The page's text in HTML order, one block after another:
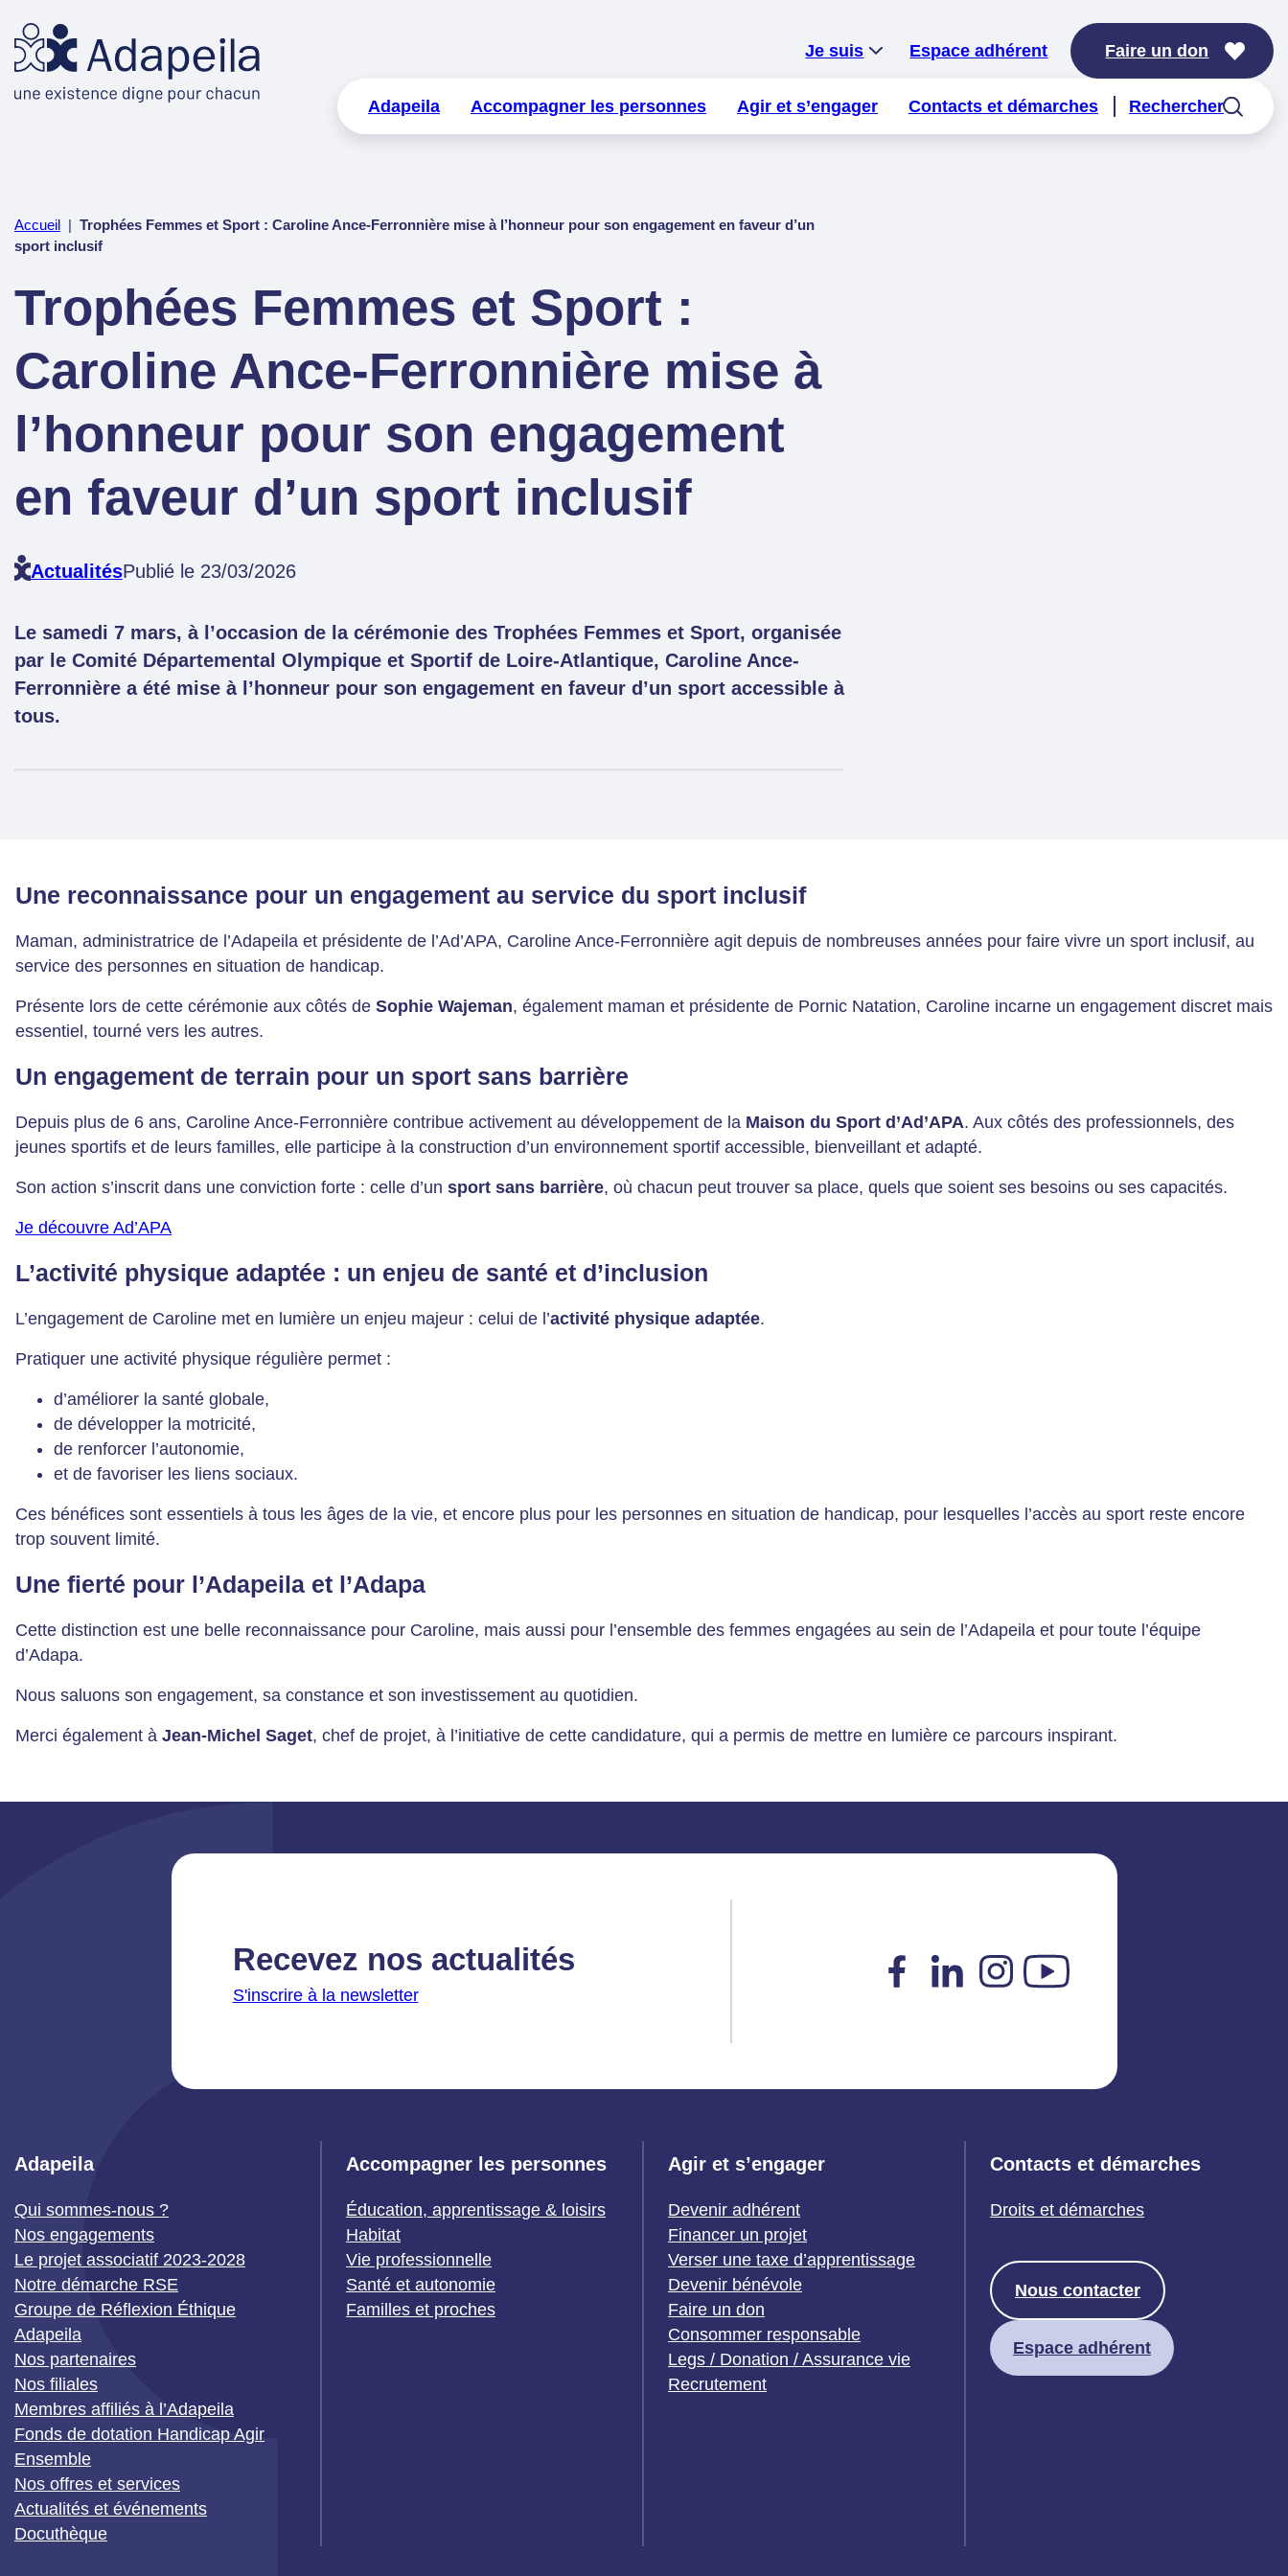
Je suis Espace adhérent Faire un don
Adapeila Accompagner les personnes Agir et s’engager Contacts et démarches Rechercher
Accueil
Trophées Femmes et Sport : Caroline Ance-Ferronnière mise à l’honneur pour son engagement en faveur d’un
sport inclusif
Trophées Femmes et Sport :
Caroline Ance-Ferronnière mise à
l’honneur pour son engagement
en faveur d’un sport inclusif
ActualitésPublié le 23/03/2026
Le samedi 7 mars, à l’occasion de la cérémonie des Trophées Femmes et Sport, organisée
par le Comité Départemental Olympique et Sportif de Loire-Atlantique, Caroline Ance-
Ferronnière a été mise à l’honneur pour son engagement en faveur d’un sport accessible à
tous.
Une reconnaissance pour un engagement au service du sport inclusif
Maman, administratrice de l’Adapeila et présidente de l’Ad’APA, Caroline Ance-Ferronnière agit depuis de nombreuses années pour faire vivre un sport inclusif, au
service des personnes en situation de handicap.
Présente lors de cette cérémonie aux côtés de Sophie Wajeman, également maman et présidente de Pornic Natation, Caroline incarne un engagement discret mais
essentiel, tourné vers les autres.
Un engagement de terrain pour un sport sans barrière
Depuis plus de 6 ans, Caroline Ance-Ferronnière contribue activement au développement de la Maison du Sport d’Ad’APA. Aux côtés des professionnels, des
jeunes sportifs et de leurs familles, elle participe à la construction d’un environnement sportif accessible, bienveillant et adapté.
Son action s’inscrit dans une conviction forte : celle d’un sport sans barrière, où chacun peut trouver sa place, quels que soient ses besoins ou ses capacités.
Je découvre Ad’APA
L’activité physique adaptée : un enjeu de santé et d’inclusion
L’engagement de Caroline met en lumière un enjeu majeur : celui de l’activité physique adaptée.
Pratiquer une activité physique régulière permet :
d’améliorer la santé globale,
de développer la motricité,
de renforcer l’autonomie,
et de favoriser les liens sociaux.
Ces bénéfices sont essentiels à tous les âges de la vie, et encore plus pour les personnes en situation de handicap, pour lesquelles l’accès au sport reste encore
trop souvent limité.
Une fierté pour l’Adapeila et l’Adapa
Cette distinction est une belle reconnaissance pour Caroline, mais aussi pour l’ensemble des femmes engagées au sein de l’Adapeila et pour toute l’équipe
d’Adapa.
Nous saluons son engagement, sa constance et son investissement au quotidien.
Merci également à Jean-Michel Saget, chef de projet, à l’initiative de cette candidature, qui a permis de mettre en lumière ce parcours inspirant.
Recevez nos actualités
S'inscrire à la newsletter
Facebook
LinkedIn
Instagram
YouTube
Adapeila
Qui sommes-nous ?
Nos engagements
Le projet associatif 2023-2028
Notre démarche RSE
Groupe de Réflexion Éthique
Adapeila
Nos partenaires
Nos filiales
Membres affiliés à l’Adapeila
Fonds de dotation Handicap Agir
Ensemble
Nos offres et services
Actualités et événements
Docuthèque
Accompagner les personnes
Éducation, apprentissage & loisirs
Habitat
Vie professionnelle
Santé et autonomie
Familles et proches
Agir et s’engager
Devenir adhérent
Financer un projet
Verser une taxe d’apprentissage
Devenir bénévole
Faire un don
Consommer responsable
Legs / Donation / Assurance vie
Recrutement
Contacts et démarches
Droits et démarches
Nous contacter
Espace adhérent